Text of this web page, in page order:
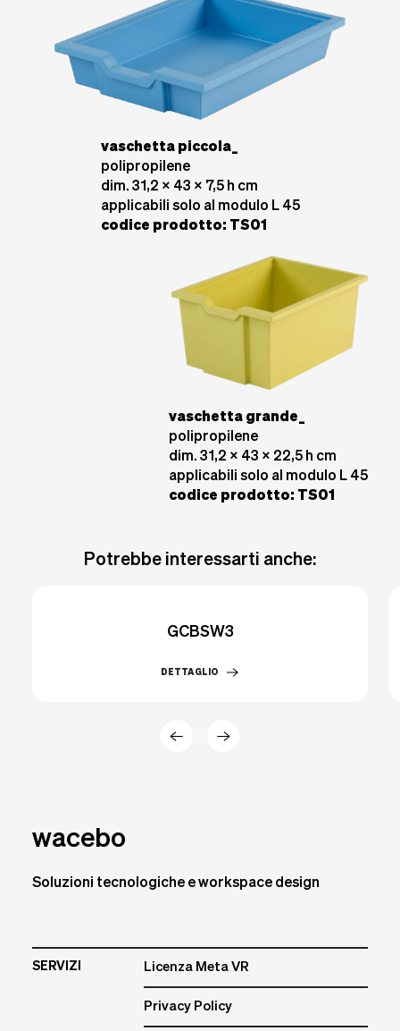
vaschetta piccola_
polipropilene
dim. 31,2 x 43 x 7,5 h cm
applicabili solo al modulo L 45
codice prodotto: TS01
vaschetta grande_
polipropilene
dim. 31,2 x 43 x 22,5 h cm
applicabili solo al modulo L 45
codice prodotto: TS01
Potrebbe interessarti anche:
GCBSW3
DETTAGLIO
wacebo
Soluzioni tecnologiche e workspace design
SERVIZI Licenza Meta VR
Privacy Policy